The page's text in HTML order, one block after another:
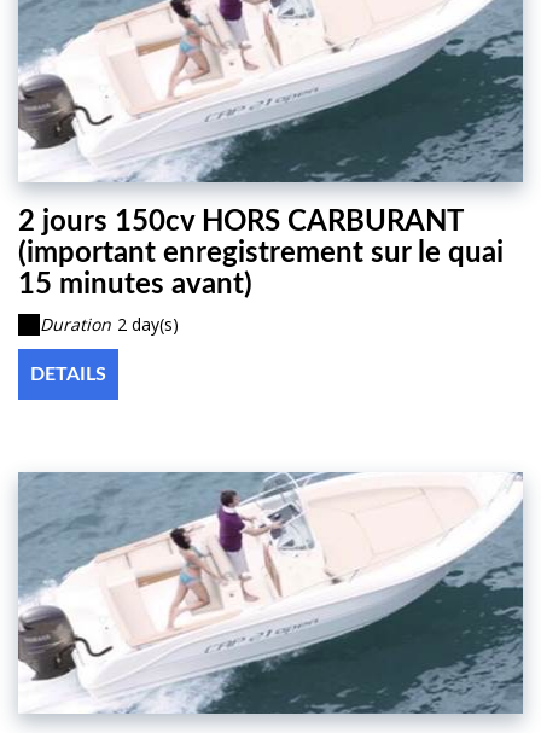
2 jours 150cv HORS CARBURANT
(important enregistrement sur le quai
15 minutes avant)
Duration 2 day(s)
DETAILS